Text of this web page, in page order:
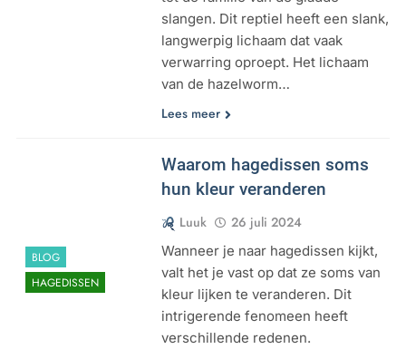
slangen. Dit reptiel heeft een slank,
langwerpig lichaam dat vaak
verwarring oproept. Het lichaam
van de hazelworm…
Lees meer
BLOG
HAGEDISSEN
Waarom hagedissen soms
hun kleur veranderen
Luuk 26 juli 2024
Wanneer je naar hagedissen kijkt,
valt het je vast op dat ze soms van
kleur lijken te veranderen. Dit
intrigerende fenomeen heeft
verschillende redenen.